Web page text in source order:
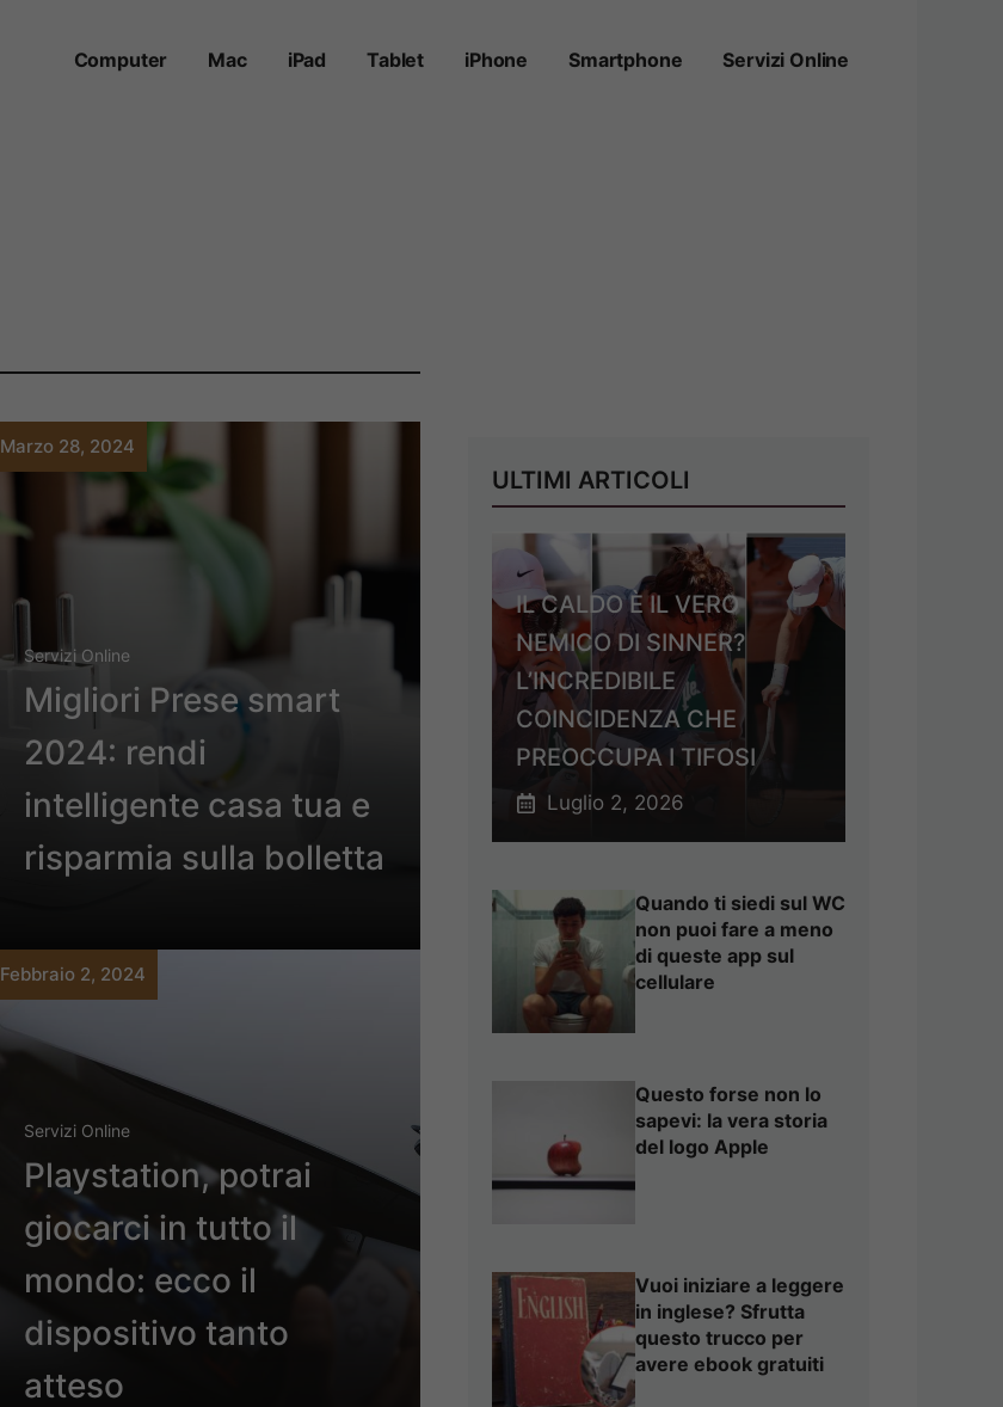
Computer Mac iPad Tablet iPhone Smartphone Servizi Online
Marzo 28, 2024
Servizi Online
Migliori Prese smart
2024: rendi
intelligente casa tua e
risparmia sulla bolletta
Febbraio 2, 2024
Servizi Online
Playstation, potrai
giocarci in tutto il
mondo: ecco il
dispositivo tanto
atteso
ULTIMI ARTICOLI
IL CALDO È IL VERO
NEMICO DI SINNER?
L’INCREDIBILE
COINCIDENZA CHE
PREOCCUPA I TIFOSI
Luglio 2, 2026
Quando ti siedi sul WC
non puoi fare a meno
di queste app sul
cellulare
Questo forse non lo
sapevi: la vera storia
del logo Apple
Vuoi iniziare a leggere
in inglese? Sfrutta
questo trucco per
avere ebook gratuiti